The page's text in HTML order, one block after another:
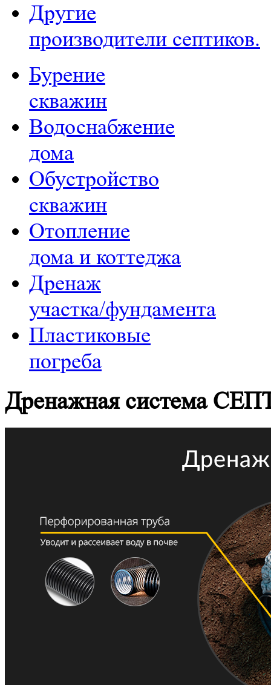
Другие
производители септиков.
Бурение
скважин
Водоснабжение
дома
Обустройство
скважин
Отопление
дома и коттеджа
Дренаж
участка/фундамента
Пластиковые
погреба
Дренажная система